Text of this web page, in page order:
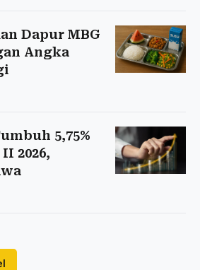
Dapur MBG
Angka
5,75%
2026,